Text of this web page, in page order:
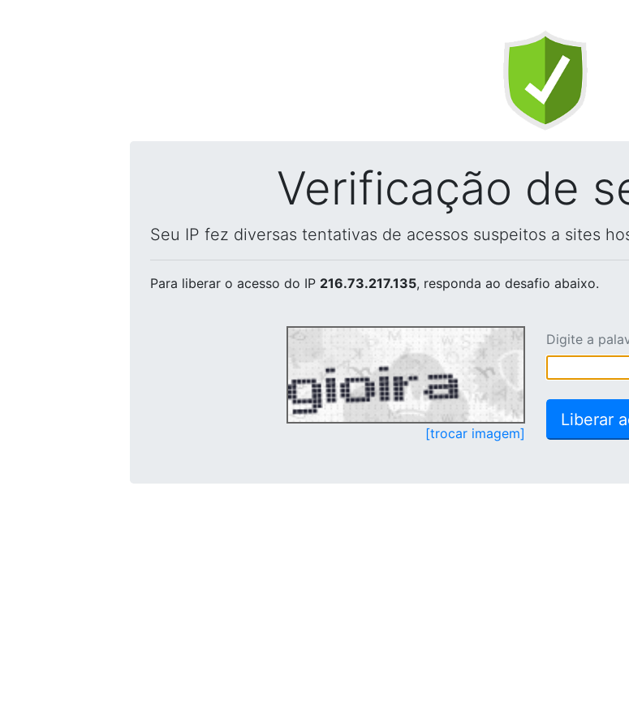
Verificação de
Seu IP fez diversas tentativas de acessos suspeitos a sites
Para liberar o acesso do IP 216.73.217.135, responda ao desafio abaixo.
[trocar imagem]
Digite a